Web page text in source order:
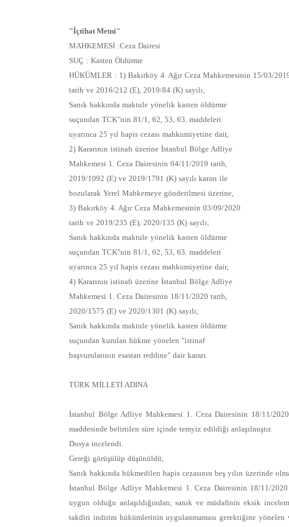
"İçtihat Metni"
MAHKEMESİ :Ceza Dairesi
SUÇ : Kasten Öldürme
HÜKÜMLER : 1) Bakırköy 4. Ağır Ceza Mahkemesinin 15/03/
tarih ve 2016/212 (E), 2019/84 (K) sayılı;
Sanık hakkında maktule yönelik kasten öldürme
suçundan TCK"nin 81/1, 62, 53, 63. maddeleri
uyarınca 25 yıl hapis cezası mahkumiyetine dair,
2) Kararının istinafı üzerine İstanbul Bölge Adliye
Mahkemesi 1. Ceza Dairesinin 04/11/2019 tarih,
2019/1092 (E) ve 2019/1791 (K) sayılı kararı ile
bozularak Yerel Mahkemeye gönderilmesi üzerine,
3) Bakırköy 4. Ağır Ceza Mahkemesinin 03/09/2020
tarih ve 2019/235 (E), 2020/135 (K) sayılı;
Sanık hakkında maktule yönelik kasten öldürme
suçundan TCK"nin 81/1, 62, 53, 63. maddeleri
uyarınca 25 yıl hapis cezası mahkumiyetine dair,
4) Kararının istinafı üzerine İstanbul Bölge Adliye
Mahkemesi 1. Ceza Dairesinin 18/11/2020 tarih,
2020/1575 (E) ve 2020/1301 (K) sayılı;
Sanık hakkında maktule yönelik kasten öldürme
suçundan kurulan hükme yönelen "istinaf
başvurularının esastan reddine" dair kararı.
TÜRK MİLLETİ ADINA
İstanbul Bölge Adliye Mahkemesi 1. Ceza Dairesinin 18/11/
maddesinde belirtilen süre içinde temyiz edildiği anlaşılmıştır.
Dosya incelendi.
Gereği görüşülüp düşünüldü;
Sanık hakkında hükmedilen hapis cezasının beş yılın üzerinde
İstanbul Bölge Adliye Mahkemesi 1. Ceza Dairesinin 18/11/
uygun olduğu anlaşıldığından; sanık ve müdafinin eksik
takdiri indirim hükümlerinin uygulanmaması gerektiğine